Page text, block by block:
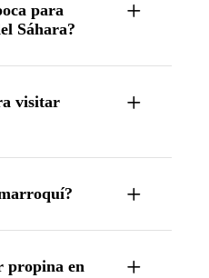
para
Sáhara?
visitar
propina en